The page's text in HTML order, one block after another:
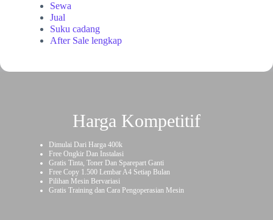
Sewa
Jual
Suku cadang
After Sale lengkap
Harga Kompetitif
Dimulai Dari Harga 400k
Free Ongkir Dan Instalasi
Gratis Tinta, Toner Dan Sparepart Ganti
Free Copy 1.500 Lembar A4 Setiap Bulan
Pilihan Mesin Bervariasi
Gratis Training dan Cara Pengoperasian Mesin